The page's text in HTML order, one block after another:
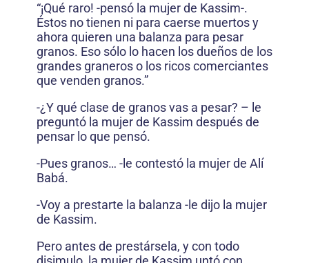
“¡Qué raro! -pensó la mujer de Kassim-.
Éstos no tienen ni para caerse muertos y
ahora quieren una balanza para pesar
granos. Eso sólo lo hacen los dueños de los
grandes graneros o los ricos comerciantes
que venden granos.”
-¿Y qué clase de granos vas a pesar? – le
preguntó la mujer de Kassim después de
pensar lo que pensó.
-Pues granos… -le contestó la mujer de Alí
Babá.
-Voy a prestarte la balanza -le dijo la mujer
de Kassim.
Pero antes de prestársela, y con todo